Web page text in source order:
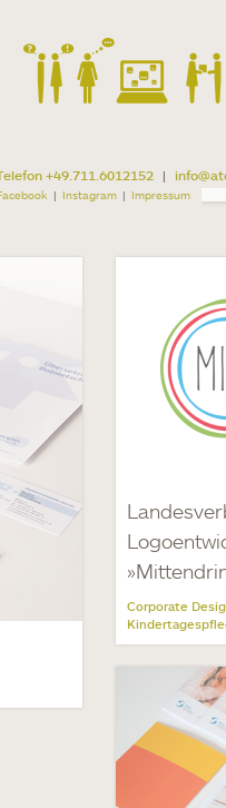
+49.711.6012152 |
| Instagram | Impressum
Corporate